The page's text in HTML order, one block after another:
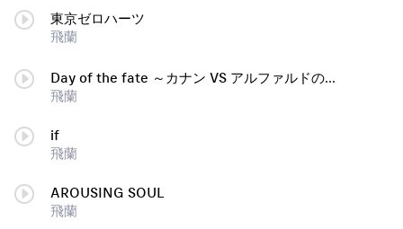
東京ゼロハーツ
飛蘭
Day of the fate ～カナン VS アルファルドのテーマ～
飛蘭
if
飛蘭
AROUSING SOUL
飛蘭